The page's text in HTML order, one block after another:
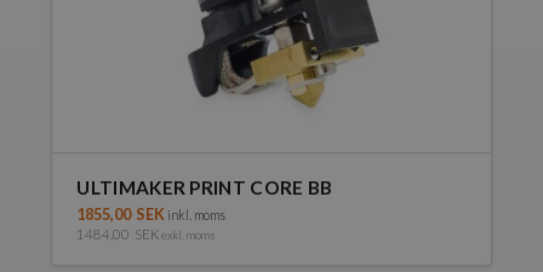
ULTIMAKER PRINT CORE BB
1855,00 SEK inkl. moms
1484,00 SEK exkl. moms